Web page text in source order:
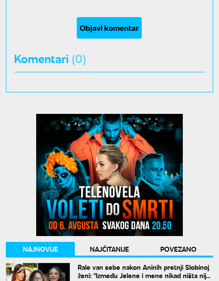
Objavi komentar
Komentari (0)
NAJNOVIJE NAJČITANIJE
POVEZANO
Rale van sebe nakon Aninih pretnji Slobinoj
ženi: "Između Jelene i mene nikad ništa nije